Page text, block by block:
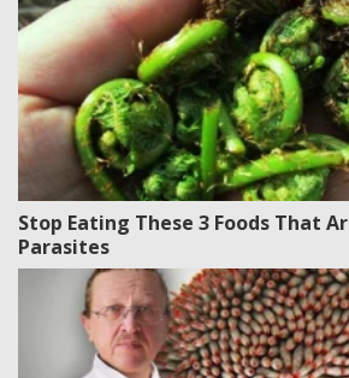
Stop Eating These 3 Foods That
Parasites